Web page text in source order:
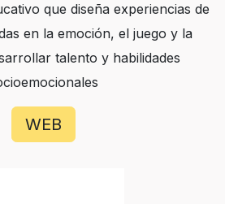
que diseña experiencias de
en la emoción, el juego y la
talento y habilidades
WEB